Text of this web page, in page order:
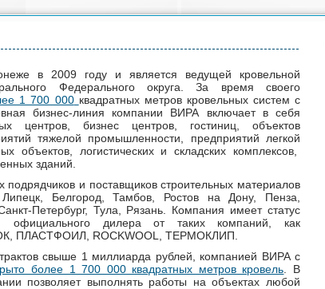
в 2009 году и является ведущей кровельной
Федерального округа. За время своего
1 700 000 квадратных метров кровельных систем с
бизнес-линия компании ВИРА включает в себя
центров, бизнес центров, гостиниц, объектов
тяжелой промышленности, предприятий легкой
объектов, логистических и складских комплексов,
зданий.
и поставщиков строительных материалов
Белгород, Тамбов, Ростов на Дону, Пенза,
Петербург, Тула, Рязань. Компания имеет статус
и официального дилера от таких компаний, как
ПЛАСТФОИЛ, ROCKWOOL, ТЕРМОКЛИП.
свыше 1 миллиарда рублей, компанией ВИРА с
более 1 700 000 квадратных метров кровель . В
позволяет выполнять работы на объектах любой